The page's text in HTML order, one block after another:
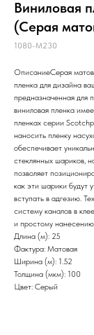
Виниловая
(Серая
1080-M230
ОписаниеСерая
пленка для дизайна
предназначенная для
виниловая пленка
пленках серии
наносить пленку
обеспечивает
стеклянных шариков,
позволяет
как эти шарики будут
вступать в адгезию.
систему каналов в
и простому
Длина (м): 25
Фактура: Матовая
Ширина (м): 1.52
Толщина (мкм): 100
Цвет: Серый